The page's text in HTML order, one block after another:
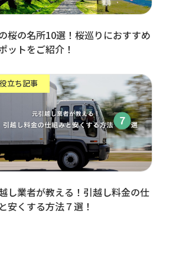
桜の名所10選！桜巡りにおすすめ
ットをご紹介！
立ち記事
し業者が教える！引越し料金の仕
安くする方法７選！